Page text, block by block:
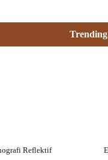
Reflektif